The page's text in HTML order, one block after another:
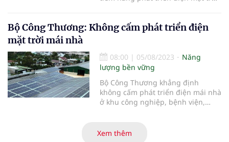
chiến lược và quy hoạch năng
Bộ Công Thương: Không cấm phát triển điện
mặt trời mái nhà
08:00 | 05/08/2023
Năng
lượng bền vững
Bộ Công Thương khẳng định
không cấm phát triển điện mái nhà
ở khu công nghiệp, bệnh viện,
Xem thêm